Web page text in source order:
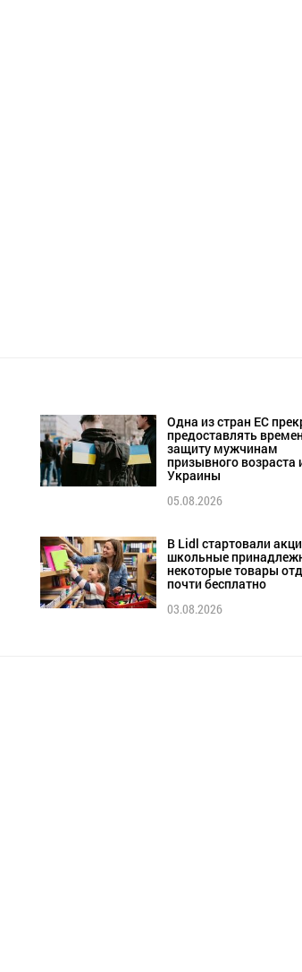
Одна из стран ЕС
предоставлять
защиту мужчинам
призывного возраста
Украины
05.08.2026
В Lidl стартовали
школьные
некоторые товары
почти бесплатно
03.08.2026